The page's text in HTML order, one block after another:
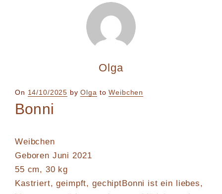
Olga
On Posted
14/10/2025 byOlga toWeibchen
Bonni
Weibchen
Geboren Juni 2021
55 cm, 30 kg
Kastriert, geimpft, gechiptBonni ist ein liebes,